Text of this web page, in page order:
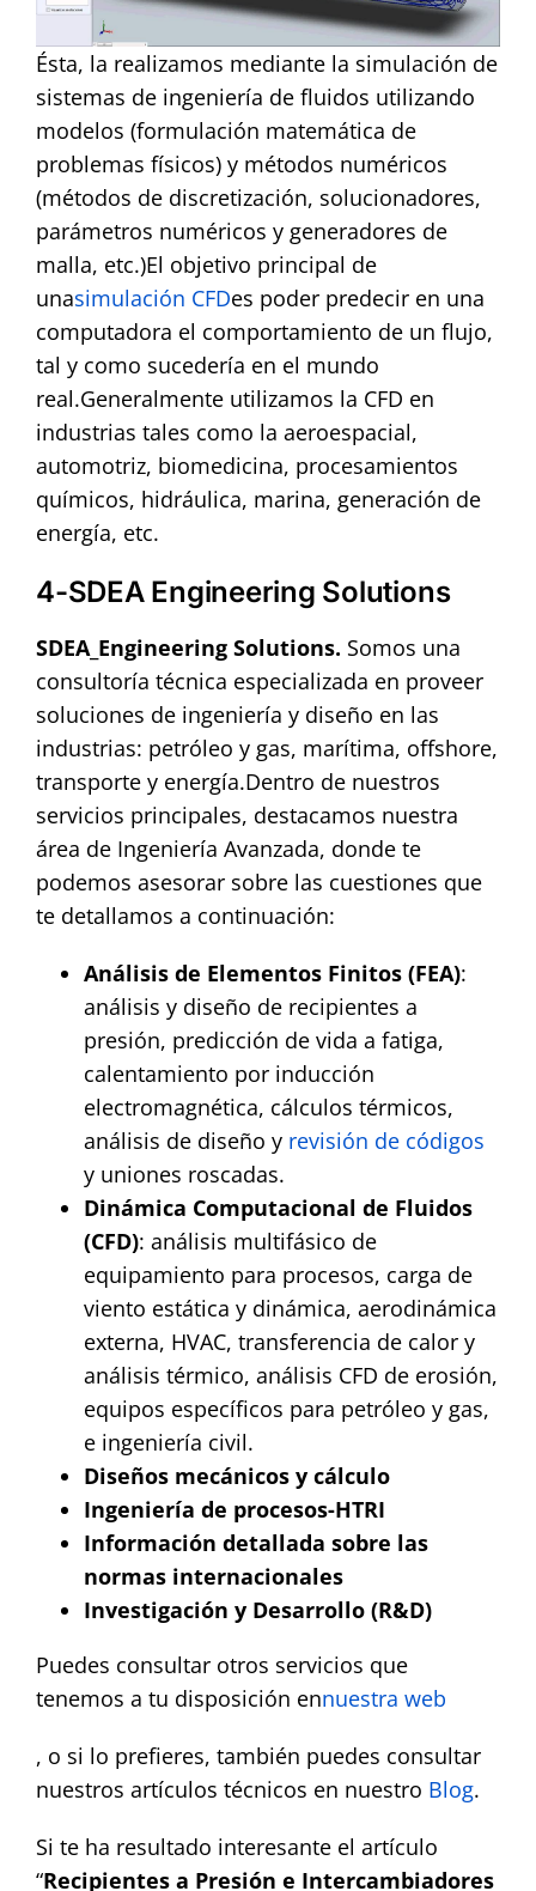
Ésta, la realizamos mediante la simulación de
sistemas de ingeniería de fluidos utilizando
modelos (formulación matemática de
problemas físicos) y métodos numéricos
(métodos de discretización, solucionadores,
parámetros numéricos y generadores de
malla, etc.)El objetivo principal de
unasimulación CFDes poder predecir en una
computadora el comportamiento de un flujo,
tal y como sucedería en el mundo
real.Generalmente utilizamos la CFD en
industrias tales como la aeroespacial,
automotriz, biomedicina, procesamientos
químicos, hidráulica, marina, generación de
energía, etc.
4-SDEA Engineering Solutions
SDEA_Engineering Solutions. Somos una
consultoría técnica especializada en proveer
soluciones de ingeniería y diseño en las
industrias: petróleo y gas, marítima, offshore,
transporte y energía.Dentro de nuestros
servicios principales, destacamos nuestra
área de Ingeniería Avanzada, donde te
podemos asesorar sobre las cuestiones que
te detallamos a continuación:
Análisis de Elementos Finitos (FEA):
análisis y diseño de recipientes a
presión, predicción de vida a fatiga,
calentamiento por inducción
electromagnética, cálculos térmicos,
análisis de diseño y revisión de códigos
y uniones roscadas.
Dinámica Computacional de Fluidos
(CFD): análisis multifásico de
equipamiento para procesos, carga de
viento estática y dinámica, aerodinámica
externa, HVAC, transferencia de calor y
análisis térmico, análisis CFD de erosión,
equipos específicos para petróleo y gas,
e ingeniería civil.
Diseños mecánicos y cálculo
Ingeniería de procesos-HTRI
Información detallada sobre las
normas internacionales
Investigación y Desarrollo (R&D)
Puedes consultar otros servicios que
tenemos a tu disposición ennuestra web
, o si lo prefieres, también puedes consultar
nuestros artículos técnicos en nuestro Blog.
Si te ha resultado interesante el artículo
“Recipientes a Presión e Intercambiadores